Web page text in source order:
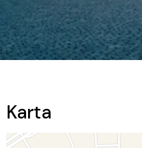
Karta